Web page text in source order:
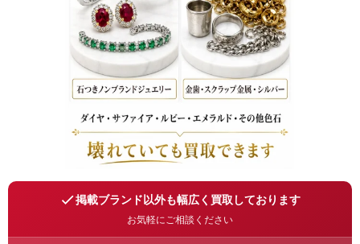
掲載ブランド以外も幅広く買取しております
お気軽にご相談ください